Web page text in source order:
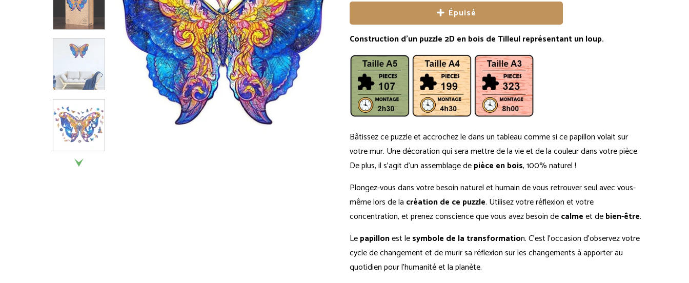
Épuisé
Construction d'un puzzle 2D en bois de Tilleul représentant un loup.
Bâtissez ce puzzle et accrochez le dans un tableau comme si ce papillon volait sur
votre mur. Une décoration qui sera mettre de la vie et de la couleur dans votre pièce.
De plus, il s'agit d'un assemblage depièce en bois, 100% naturel !
Plongez-vous dans votre besoin naturel et humain de vous retrouver seul avec vous-
même lors de la création de ce puzzle. Utilisez votre réflexion et votre
concentration, et prenez conscience que vous avez besoin decalmeet debien-être.
Lepapillonest lesymbole de la transformation. C'est l'occasion d'observez votre
cycle de changement et de murir sa réflexion sur les changements à apporter au
quotidien pour l'humanité et la planète.